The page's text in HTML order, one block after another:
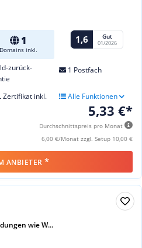
1
Domains inkl.
1,6 Gut
01/2026
zurück-
1 Postfach
Zertifikat inkl. Alle Funktionen
5,33 €*
Durchschnittspreis pro Monat
6,00 €/Monat zzgl. Setup 10,00 €
ANBIETER *
wie W...